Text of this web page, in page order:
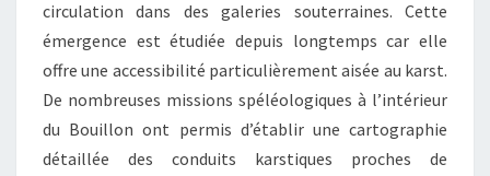
circulation dans des galeries souterraines. Cette
émergence est étudiée depuis longtemps car elle
offre une accessibilité particulièrement aisée au karst.
De nombreuses missions spéléologiques à l’intérieur
du Bouillon ont permis d’établir une cartographie
détaillée des conduits karstiques proches de